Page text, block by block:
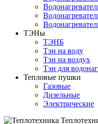
ТЭНы
ТЭНБ
Тэн на воду
Тэн на воздух
Тэн для
Тепловые пушки
Газовые
Дизельные
Электрические